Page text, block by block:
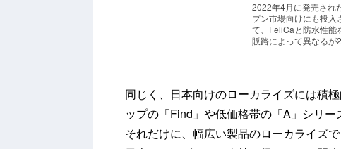
2022年4月に発売され
プン市場向けにも投入
て、FeliCaと防水性能
販路によって異なるが
同じく、日本向けのローカライズには積
ップの「Find」や低価格帯の「A」シリー
それだけに、幅広い製品のローカライズ